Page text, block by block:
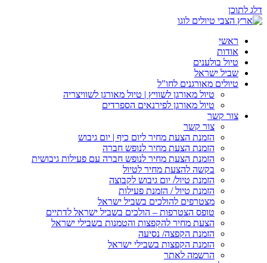
דלג לתוכן
ראשי
אודות
טיול בולענים
שביל ישראל
טיולים מאורגנים לחו"ל
טיול מאורגן לשוויץ | טיול מאורגן לשוויצריה
טיול מאורגן לפירנאים הספרדים
צור קשר
צור קשר
הזמנת הצעת מחיר ליום כיף | יום גיבוש
הזמנת הצעת מחיר לנופש חברה
הזמנת הצעת מחיר לנופש חברה עם פעילות גיבושית
בקשה להצעת מחיר לטיול
הזמנת טיול/ יום גיבוש לקבוצה
הזמנת טיול / הזמנת פעילות
מצטרפים להולכים בשביל ישראל
טופס הצטרפות – הולכים בשביל ישראל לדתיים
הצעת מחיר להקפצות והטמנות בשבילי ישראל
הזמנת הקפצה/ נסיעה
הזמנת הקפצות בשבילי ישראל
הרשמה לאתר